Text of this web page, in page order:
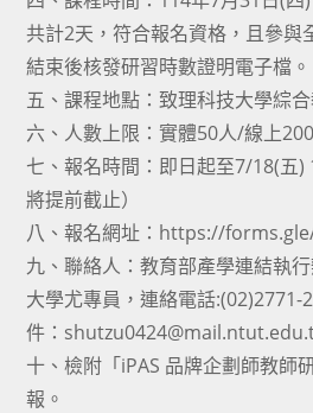
共計2天，符合報名資格，且參與
結束後核發研習時數證明電子檔。
五、課程地點：致理科技大學綜
六、人數上限：實體50人/線上
七、報名時間：即日起至7/18(五)
將提前截止）
八、報名網址：https://
九、聯絡人：教育部產學連結執
大學尤專員，連絡電話:(02)2771-
件：
十、檢附「iPAS 品牌企劃師教師
報。